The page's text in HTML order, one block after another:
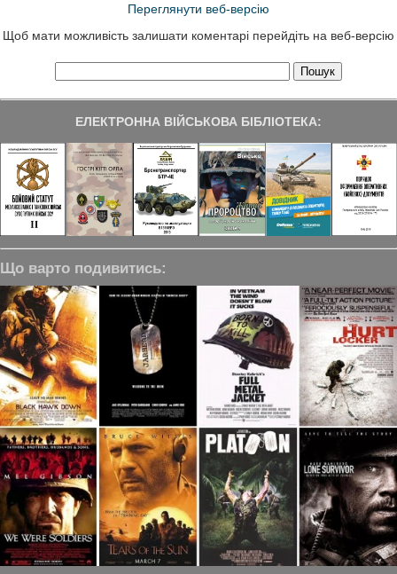
Переглянути веб-версію
Щоб мати можливість залишати коментарі перейдіть на веб-версію
ЕЛЕКТРОННА ВІЙСЬКОВА БІБЛІОТЕКА:
Що варто подивитись: